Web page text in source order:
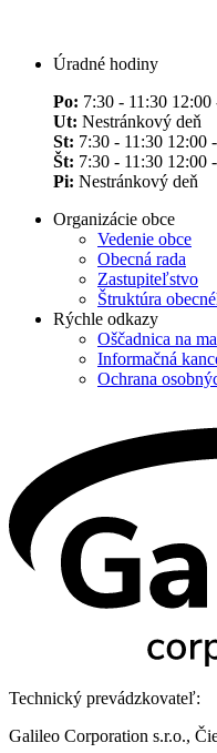
Úradné hodiny
Po: 7:30 - 11:30 12:00
Ut: Nestránkový deň
St: 7:30 - 11:30 12:00
Št: 7:30 - 11:30 12:00
Pi: Nestránkový deň
Organizácie obce
Vedenie obce
Obecná rada
Zastupiteľstvo
Štruktúra
Rýchle odkazy
Oščadnica na
Informačná
Ochrana
Technický prevádzkovateľ:
Galileo Corporation s.r.o.,